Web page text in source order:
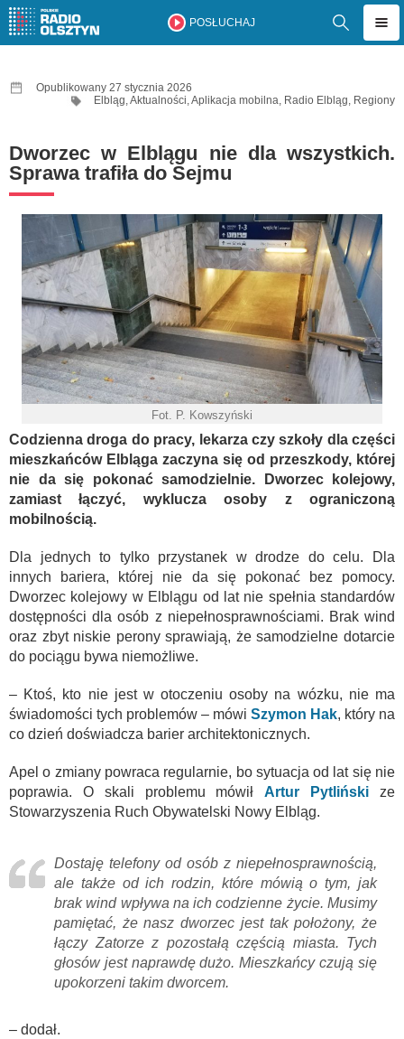
POSŁUCHAJ
Opublikowany 27 stycznia 2026
Elbląg,Aktualności,Aplikacja mobilna, Radio Elbląg, Regiony
Dworzec w Elblągu nie dla wszystkich.
Sprawa trafiła do Sejmu
Fot. P. Kowszyński
Codzienna droga do pracy, lekarza czy szkoły dla części
mieszkańców Elbląga zaczyna się od przeszkody, której
nie da się pokonać samodzielnie. Dworzec kolejowy,
zamiast łączyć, wyklucza osoby z ograniczoną
mobilnością.
Dla jednych to tylko przystanek w drodze do celu. Dla
innych bariera, której nie da się pokonać bez pomocy.
Dworzec kolejowy w Elblągu od lat nie spełnia standardów
dostępności dla osób z niepełnosprawnościami. Brak wind
oraz zbyt niskie perony sprawiają, że samodzielne dotarcie
do pociągu bywa niemożliwe.
– Ktoś, kto nie jest w otoczeniu osoby na wózku, nie ma
świadomości tych problemów – mówi Szymon Hak, który na
co dzień doświadcza barier architektonicznych.
Apel o zmiany powraca regularnie, bo sytuacja od lat się nie
poprawia. O skali problemu mówiłArtur Pytliński ze
Stowarzyszenia Ruch Obywatelski Nowy Elbląg.
Dostaję telefony od osób z niepełnosprawnością,
ale także od ich rodzin, które mówią o tym, jak
brak wind wpływa na ich codzienne życie. Musimy
pamiętać, że nasz dworzec jest tak położony, że
łączy Zatorze z pozostałą częścią miasta. Tych
głosów jest naprawdę dużo. Mieszkańcy czują się
upokorzeni takim dworcem.
– dodał.